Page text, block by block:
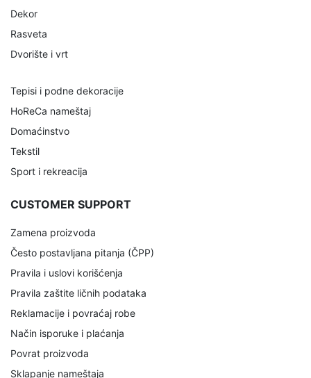
Dekor
Rasveta
Dvorište i vrt
Tepisi i podne dekoracije
HoReCa nameštaj
Domaćinstvo
Tekstil
Sport i rekreacija
CUSTOMER SUPPORT
Zamena proizvoda
Često postavljana pitanja (ČPP)
Pravila i uslovi korišćenja
Pravila zaštite ličnih podataka
Reklamacije i povraćaj robe
Način isporuke i plaćanja
Povrat proizvoda
Sklapanje nameštaja